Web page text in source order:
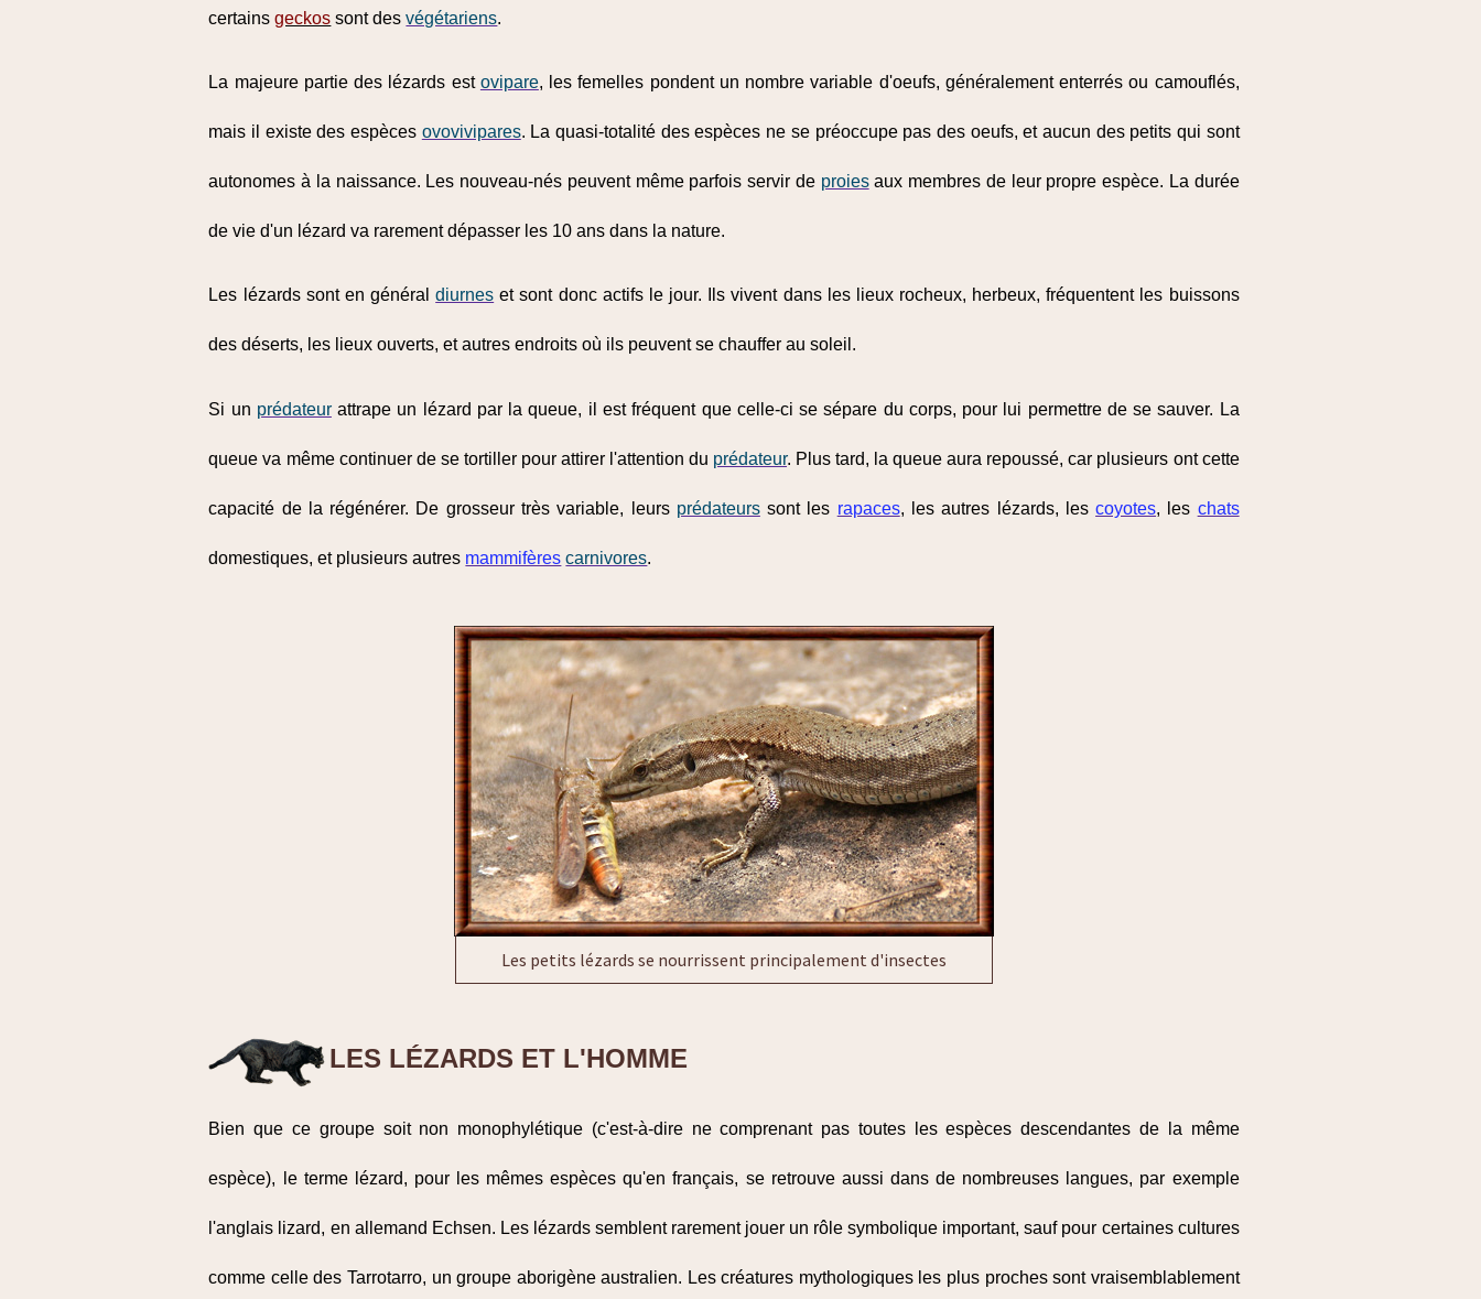
certainsgeckos sont desvégétariens.
La majeure partie des lézards est ovipare, les femelles pondent un nombre variable d'oeufs, généralement enterrés ou camouflés,
mais il existe des espèces ovovivipares. La quasi-totalité des espèces ne se préoccupe pas des oeufs, et aucun des petits qui sont
autonomes à la naissance. Les nouveau-nés peuvent même parfois servir de proiesaux membres de leur propre espèce. La durée
de vie d'un lézard va rarement dépasser les 10 ans dans la nature.
Les lézards sont en généraldiurnes et sont donc actifs le jour. Ils vivent dans les lieux rocheux, herbeux, fréquentent les buissons
des déserts, les lieux ouverts, et autres endroits où ils peuvent se chauffer au soleil.
Si un prédateurattrape un lézard par la queue, il est fréquent que celle-ci se sépare du corps, pour lui permettre de se sauver. La
queue va même continuer de se tortiller pour attirer l'attention du prédateur. Plus tard, la queue aura repoussé, car plusieurs ont cette
capacité de la régénérer. De grosseur très variable, leurs prédateurssont les rapaces, les autres lézards, lescoyotes, les chats
domestiques, et plusieurs autres mammifères carnivores.
Les petits lézards se nourrissent principalement d'insectes
LES LÉZARDS ET L'HOMME
Bien que ce groupe soit non monophylétique (c'est-à-dire ne comprenant pas toutes les espèces descendantes de la même
espèce), le terme lézard, pour les mêmes espèces qu'en français, se retrouve aussi dans de nombreuses langues, par exemple
l'anglais lizard, en allemand Echsen. Les lézards semblent rarement jouer un rôle symbolique important, sauf pour certaines cultures
comme celle des Tarrotarro, un groupe aborigène australien. Les créatures mythologiques les plus proches sont vraisemblablement